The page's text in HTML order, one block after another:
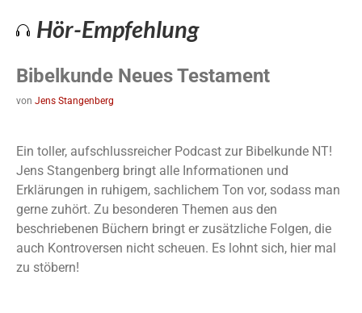
Hör-Empfehlung
Bibelkunde Neues Testament
von Jens Stangenberg
Ein toller, aufschlussreicher Podcast zur Bibelkunde NT!
Jens Stangenberg bringt alle Informationen und
Erklärungen in ruhigem, sachlichem Ton vor, sodass man
gerne zuhört. Zu besonderen Themen aus den
beschriebenen Büchern bringt er zusätzliche Folgen, die
auch Kontroversen nicht scheuen. Es lohnt sich, hier mal
zu stöbern!